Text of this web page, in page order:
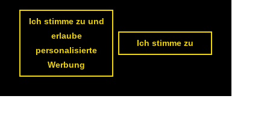
Ich stimme zu und
erlaube
personalisierte
Werbung
Ich stimme zu